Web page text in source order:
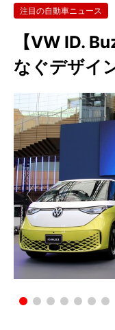
注目の自動車ニュース
【VW ID.
なぐデザイ